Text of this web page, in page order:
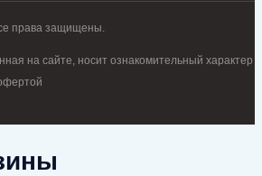
права защищены.
на сайте, носит ознакомительный характер